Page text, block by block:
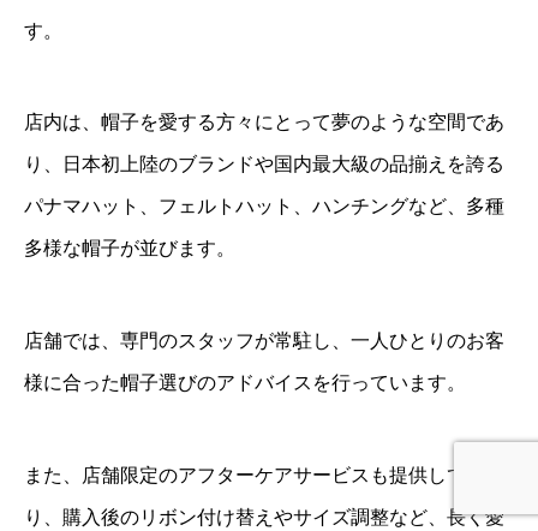
す。
店内は、帽子を愛する方々にとって夢のような空間であ
り、日本初上陸のブランドや国内最大級の品揃えを誇る
パナマハット、フェルトハット、ハンチングなど、多種
多様な帽子が並びます。
店舗では、専門のスタッフが常駐し、一人ひとりのお客
様に合った帽子選びのアドバイスを行っています。
また、店舗限定のアフターケアサービスも提供してお
り、購入後のリボン付け替えやサイズ調整など、長く愛